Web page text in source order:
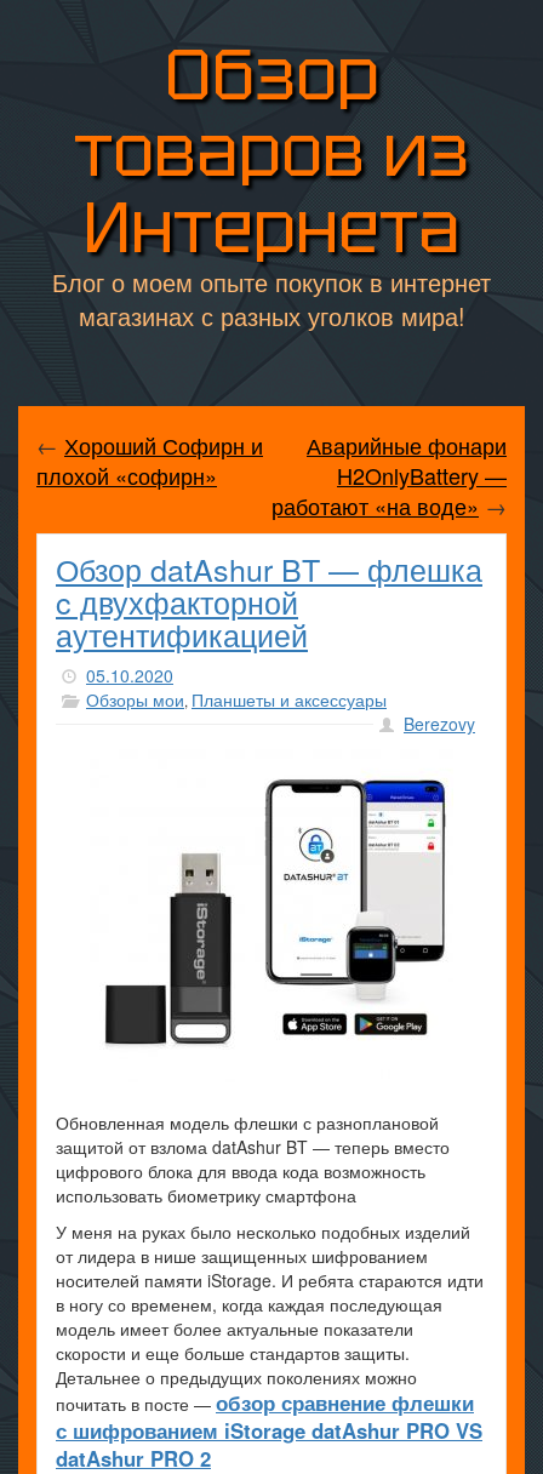
Обзор
товаров из
Интернета
Блог о моем опыте покупок в интернет
магазинах с разных уголков мира!
← Хороший Софирн и
плохой «софирн»
Аварийные фонари
H2OnlyBattery —
работают «на воде» →
Обзор datAshur BT — флешка
c двухфакторной
аутентификацией
05.10.2020
Обзоры мои, Планшеты и аксессуары
Berezovy
Обновленная модель флешки с разноплановой
защитой от взлома datAshur BT — теперь вместо
цифрового блока для ввода кода возможность
использовать биометрику смартфона
У меня на руках было несколько подобных изделий
от лидера в нише защищенных шифрованием
носителей памяти iStorage. И ребята стараются идти
в ногу со временем, когда каждая последующая
модель имеет более актуальные показатели
скорости и еще больше стандартов защиты.
Детальнее о предыдущих поколениях можно
почитать в посте — обзор сравнение флешки
с шифрованием iStorage datAshur PRO VS
datAshur PRO 2